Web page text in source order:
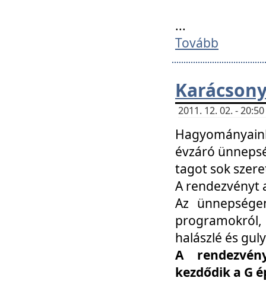
...
Tovább
2011. 12. 02. -
évzáró
tagot sok
A rendezvényt
Az
halászlé és
A
kezdődik a G